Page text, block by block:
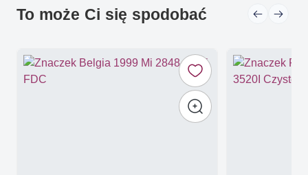
To może Ci się spodobać